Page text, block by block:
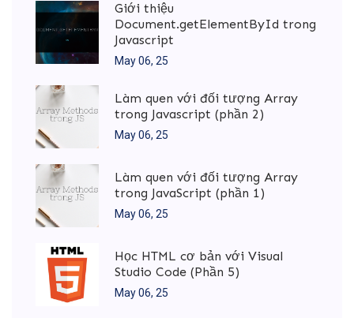
Giới thiệu
Document.getElementById trong
Javascript
May 06, 25
Làm quen với đối tượng Array
trong Javascript (phần 2)
May 06, 25
Làm quen với đối tượng Array
trong JavaScript (phần 1)
May 06, 25
Học HTML cơ bản với Visual
Studio Code (Phần 5)
May 06, 25